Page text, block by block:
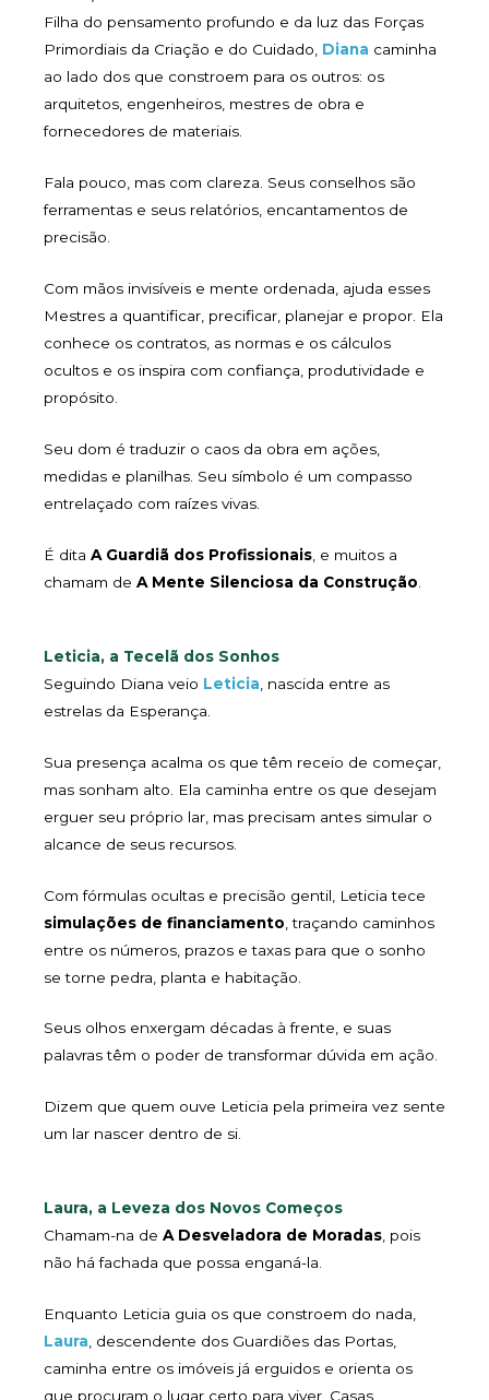
Filha do pensamento profundo e da luz das Forças
Primordiais da Criação e do Cuidado, Diana caminha
ao lado dos que constroem para os outros: os
arquitetos, engenheiros, mestres de obra e
fornecedores de materiais.
Fala pouco, mas com clareza. Seus conselhos são
ferramentas e seus relatórios, encantamentos de
precisão.
Com mãos invisíveis e mente ordenada, ajuda esses
Mestres a quantificar, precificar, planejar e propor. Ela
conhece os contratos, as normas e os cálculos
ocultos e os inspira com confiança, produtividade e
propósito.
Seu dom é traduzir o caos da obra em ações,
medidas e planilhas. Seu símbolo é um compasso
entrelaçado com raízes vivas.
É dita A Guardiã dos Profissionais , e muitos a
chamam de A Mente Silenciosa da Construção
Leticia, a Tecelã dos Sonhos
Seguindo Diana veio Leticia , nascida entre as
estrelas da Esperança.
Sua presença acalma os que têm receio de começar,
mas sonham alto. Ela caminha entre os que desejam
erguer seu próprio lar, mas precisam antes simular o
alcance de seus recursos.
Com fórmulas ocultas e precisão gentil, Leticia tece
simulações de financiamento , traçando caminhos
entre os números, prazos e taxas para que o sonho
se torne pedra, planta e habitação.
Seus olhos enxergam décadas à frente, e suas
palavras têm o poder de transformar dúvida em ação.
Dizem que quem ouve Leticia pela primeira vez sente
um lar nascer dentro de si.
Laura, a Leveza dos Novos Começos
Chamam-na de A Desveladora de Moradas , pois
não há fachada que possa enganá-la.
Enquanto Leticia guia os que constroem do nada,
Laura , descendente dos Guardiões das Portas,
caminha entre os imóveis já erguidos e orienta os
que procuram o lugar certo para viver. Casas,